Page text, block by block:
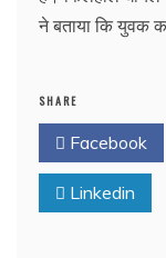
ने बताया कि युवक
SHARE
Facebook
Linkedin